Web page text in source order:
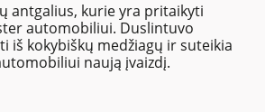
antgalius, kurie yra pritaikyti
automobiliui. Duslintuvo
iš kokybiškų medžiagų ir suteikia
naują įvaizdį.